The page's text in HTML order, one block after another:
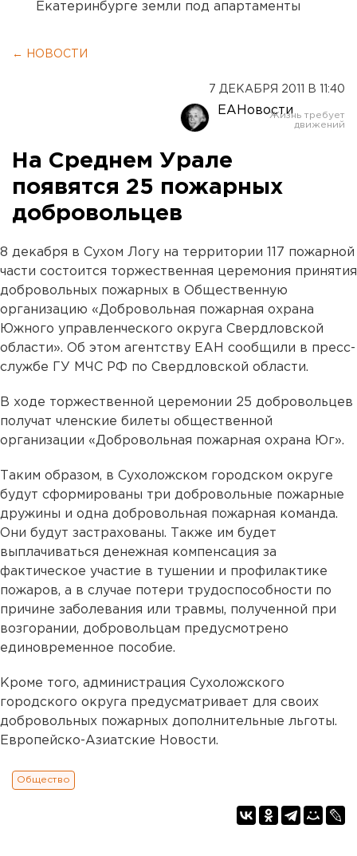
Екатеринбурге земли под апартаменты
← НОВОСТИ
7 ДЕКАБРЯ 2011 В 11:40
ЕАНовости
На Среднем Урале
появятся 25 пожарных
добровольцев
8 декабря в Сухом Логу на территории 117 пожарной
части состоится торжественная церемония принятия
добровольных пожарных в Общественную
организацию «Добровольная пожарная охрана
Южного управленческого округа Свердловской
области». Об этом агентству ЕАН сообщили в пресс-
службе ГУ МЧС РФ по Свердловской области.
В ходе торжественной церемонии 25 добровольцев
получат членские билеты общественной
организации «Добровольная пожарная охрана Юг».
Таким образом, в Сухоложском городском округе
будут сформированы три добровольные пожарные
дружины и одна добровольная пожарная команда.
Они будут застрахованы. Также им будет
выплачиваться денежная компенсация за
фактическое участие в тушении и профилактике
пожаров, а в случае потери трудоспособности по
причине заболевания или травмы, полученной при
возгорании, добровольцам предусмотрено
единовременное пособие.
Кроме того, администрация Сухоложского
городского округа предусматривает для своих
добровольных пожарных дополнительные льготы.
Европейско-Азиатские Новости.
Общество